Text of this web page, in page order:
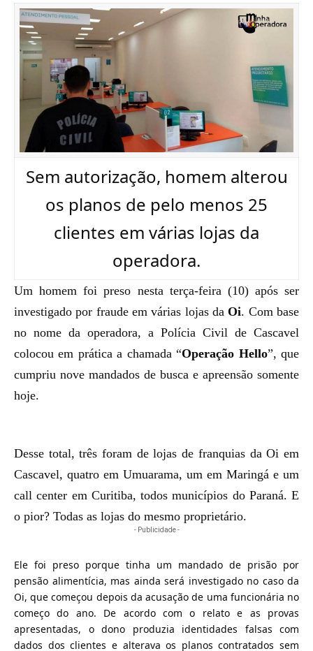
Sem autorização, homem alterou
os planos de pelo menos 25
clientes em várias lojas da
operadora.
Um homem foi preso nesta terça-feira (10) após ser
investigado por fraude em várias lojas da Oi. Com base
no nome da operadora, a Polícia Civil de Cascavel
colocou em prática a chamada “Operação Hello”, que
cumpriu nove mandados de busca e apreensão somente
hoje.
Desse total, três foram de lojas de franquias da Oi em
Cascavel, quatro em Umuarama, um em Maringá e um
call center em Curitiba, todos municípios do Paraná. E
o pior? Todas as lojas do mesmo proprietário.
- Publicidade -
Ele foi preso porque tinha um mandado de prisão por
pensão alimentícia, mas ainda será investigado no caso da
Oi, que começou depois da acusação de uma funcionária no
começo do ano. De acordo com o relato e as provas
apresentadas, o dono produzia identidades falsas com
dados dos clientes e alterava os planos contratados sem